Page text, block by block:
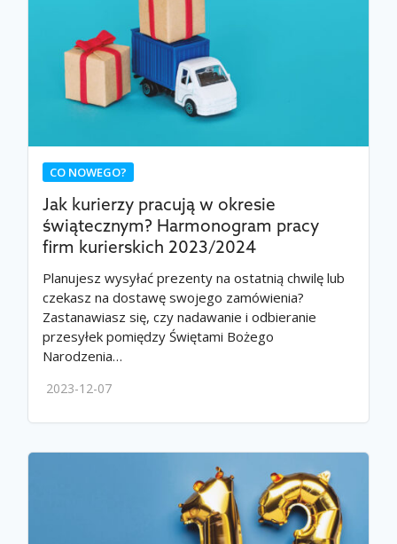
CO NOWEGO?
Jak kurierzy pracują w okresie
świątecznym? Harmonogram pracy
firm kurierskich 2023/2024
Planujesz wysyłać prezenty na ostatnią chwilę lub
czekasz na dostawę swojego zamówienia?
Zastanawiasz się, czy nadawanie i odbieranie
przesyłek pomiędzy Świętami Bożego
Narodzenia…
2023-12-07